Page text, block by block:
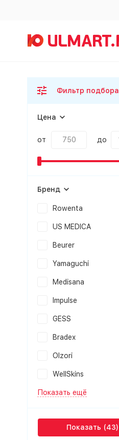
Фильтр подбора
Цена
от до
Бренд
Rowenta
US MEDICA
Beurer
Yamaguchi
Medisana
Impulse
GESS
Bradex
Olzori
WellSkins
Показать ещё
Показать